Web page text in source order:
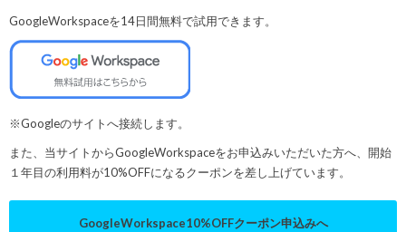
GoogleWorkspaceを14日間無料で試用できます。
※Googleのサイトへ接続します。
また、当サイトからGoogleWorkspaceをお申込みいただいた方へ、開始
１年目の利用料が10%OFFになるクーポンを差し上げています。
GoogleWorkspace10%OFFクーポン申込みへ